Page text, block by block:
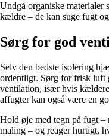
Undgå organiske materialer
kældre – de kan suge fugt
Sørg for god
Selv den bedste isolering
ordentligt. Sørg for frisk luft
ventilation, især hvis
affugter kan også være en
Hold øje med tegn på fugt –
maling – og reager hurtigt,